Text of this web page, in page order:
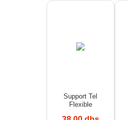
Support Tel
Flexible